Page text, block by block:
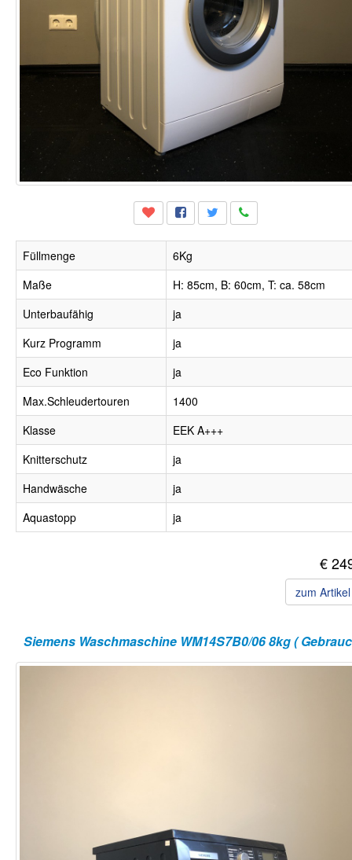
Füllmenge
6Kg
Maße
H: 85cm, B: 60cm, T: ca. 58cm
Unterbaufähig
ja
Kurz Programm
ja
Eco Funktion
ja
Max.Schleudertouren
1400
Klasse
EEK A+++
Knitterschutz
ja
Handwäsche
ja
Aquastopp
ja
€
zum